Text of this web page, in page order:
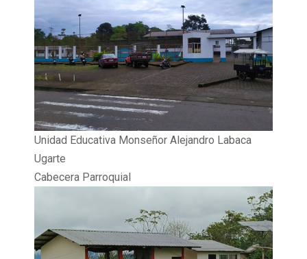
Unidad Educativa Monseñor Alejandro Labaca
Ugarte
Cabecera Parroquial